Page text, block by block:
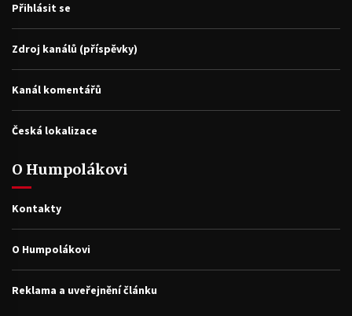
Přihlásit se
Zdroj kanálů (příspěvky)
Kanál komentářů
Česká lokalizace
O Humpolákovi
Kontakty
O Humpolákovi
Reklama a uveřejnění článku